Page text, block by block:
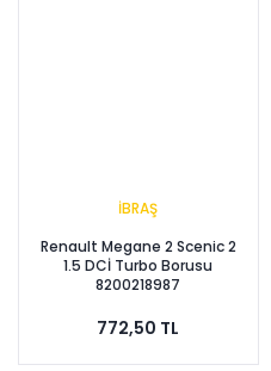
İBRAŞ
Renault Megane 2 Scenic 2
1.5 DCİ Turbo Borusu
8200218987
772,50 TL